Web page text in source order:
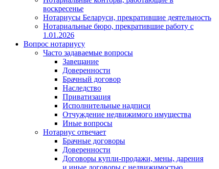
воскресенье
Нотариусы Беларуси, прекратившие деятельность
Нотариальные бюро, прекратившие работу с
1.01.2026
Вопрос нотариусу
Часто задаваемые вопросы
Завещание
Доверенности
Брачный договор
Наследство
Приватизация
Исполнительные надписи
Отчуждение недвижимого имущества
Иные вопросы
Нотариус отвечает
Брачные договоры
Доверенности
Договоры купли-продажи, мены, дарения
и иные договоры с недвижимостью